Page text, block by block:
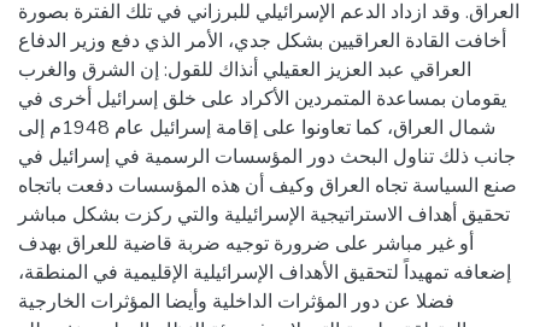
العراق. وقد ازداد الدعم الإسرائيلي للبرزاني في تلك الفترة بصورة
أخافت القادة العراقيين بشكل جدي، الأمر الذي دفع وزير الدفاع
العراقي عبد العزيز العقيلي أنذاك للقول: إن الشرق والغرب
يقومان بمساعدة المتمردين الأكراد على خلق إسرائيل أخرى في
شمال العراق، كما تعاونوا على إقامة إسرائيل عام 1948م إلى
جانب ذلك تناول البحث دور المؤسسات الرسمية في إسرائيل في
صنع السياسة تجاه العراق وكيف أن هذه المؤسسات دفعت باتجاه
تحقيق أهداف الاستراتيجية الإسرائيلية والتي ركزت بشكل مباشر
أو غير مباشر على ضرورة توجيه ضربة قاضية للعراق بهدف
إضعافه تمهيداً لتحقيق الأهداف الإسرائيلية الإقليمية في المنطقة،
فضلا عن دور المؤثرات الداخلية وأيضا المؤثرات الخارجية